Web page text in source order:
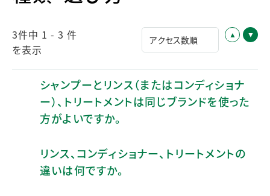
3件中 1 - 3 件
を表示
シャンプーとリンス（またはコンディショナ
ー）、トリートメントは同じブランドを使った
方がよいですか。
リンス、コンディショナー、トリートメントの
違いは何ですか。